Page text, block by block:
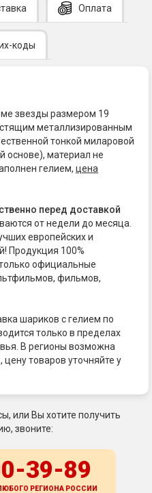
Оплата
коды
звезды размером 19
металлизированным
тонкой миларовой
основе), материал не
гелием, цена
перед доставкой
от недели до месяца.
европейских и
Продукция 100%
официальные
фильмов,
шариков с гелием по
только в пределах
В регионы возможна
товаров уточняйте у
или Вы хотите получить
звоните:
39-89
РЕГИОНА РОССИИ